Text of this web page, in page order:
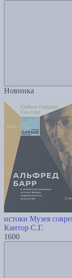
Новинка
истоки Музея
Кантор С.Г.
1600